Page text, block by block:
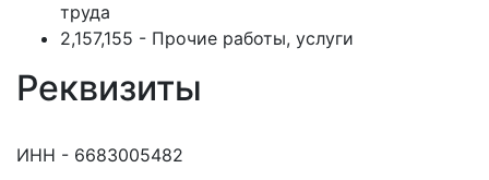
труда
2,157,155 - Прочие работы, услуги
Реквизиты
ИНН - 6683005482